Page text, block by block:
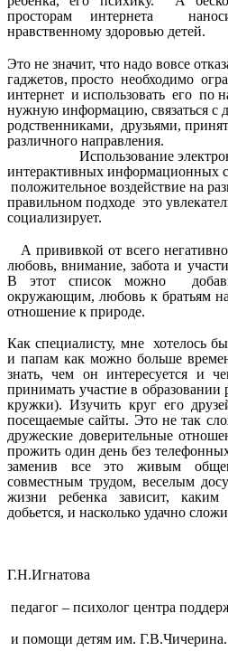
просторам интернета
нравственному здоровью детей.
Это не значит, что надо вовсе
гаджетов, просто необходимо
интернет и использовать его по
нужную информацию, связаться с
родственниками, друзьями,
различного
Использование
интерактивных информационных
положительное воздействие на
правильном подходе это
социализирует.
А прививкой от всего
любовь, внимание, забота и
В этот список можно
окружающим, любовь к братьям
отношение к природе.
Как специалисту, мне хотелось
и папам как можно больше
знать, чем он интересуется и
принимать участие в образовании
кружки). Изучить круг его
посещаемые сайты. Это не так
дружеские доверительные
прожить один день без
заменив все это живым
совместным трудом, веселым
жизни ребенка зависит,
добьется, и насколько удачно
Г.Н.Игнатова
педагог – психолог центра
и помощи детям им. Г.В.Чичерина.